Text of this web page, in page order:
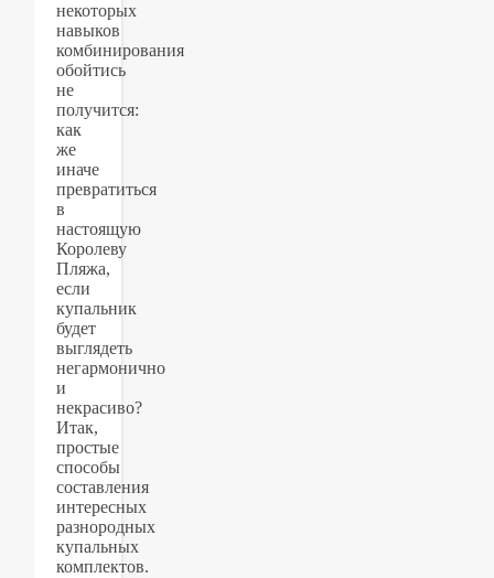
некоторых
навыков
комбинирования
обойтись
не
получится:
как
же
иначе
превратиться
в
настоящую
Королеву
Пляжа,
если
купальник
будет
выглядеть
негармонично
и
некрасиво?
Итак,
простые
способы
составления
интересных
разнородных
купальных
комплектов.